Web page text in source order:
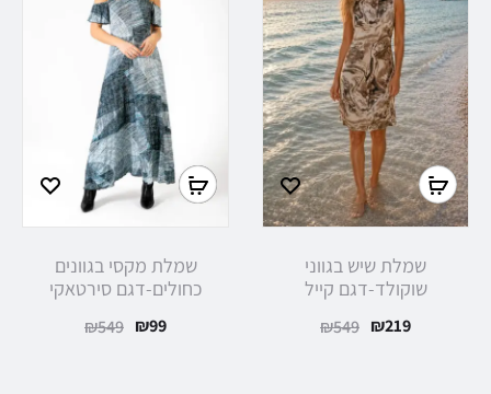
שמלת שיש בגווני
שוקולד-דגם קייל
₪549 ₪219
שמלת מקסי בגוונים
כחולים-דגם סירטאקי
₪549 ₪99